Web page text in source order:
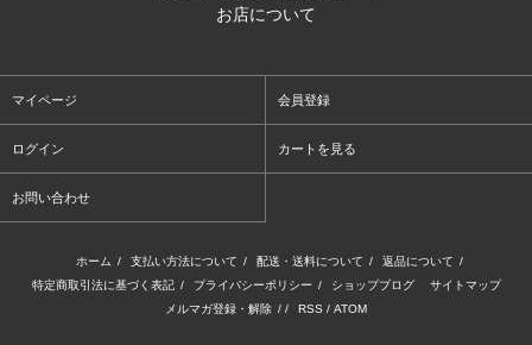
お店について
マイページ 会員登録
ログイン カートを見る
お問い合わせ
ホーム / 支払い方法について / 配送・送料について / 返品について /
特定商取引法に基づく表記 / プライバシーポリシー / ショップブログ
サイトマップ
メルマガ登録・解除 / / RSS / ATOM